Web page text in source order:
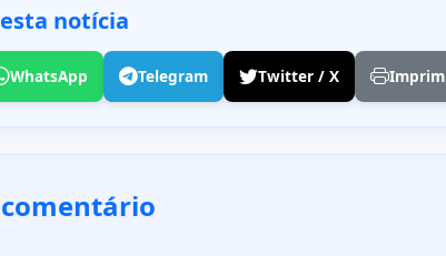
notícia
WhatsApp Telegram Twitter / X